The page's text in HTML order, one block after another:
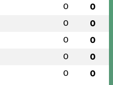
0 0
0 0
0 0
0 0
0 0